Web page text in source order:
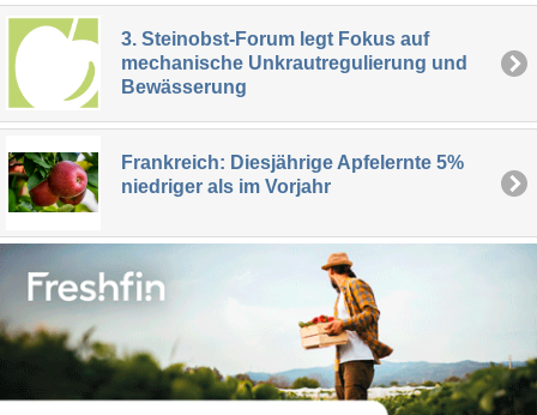
3. Steinobst-Forum legt Fokus auf
mechanische Unkrautregulierung und
Bewässerung
Frankreich: Diesjährige Apfelernte 5%
niedriger als im Vorjahr